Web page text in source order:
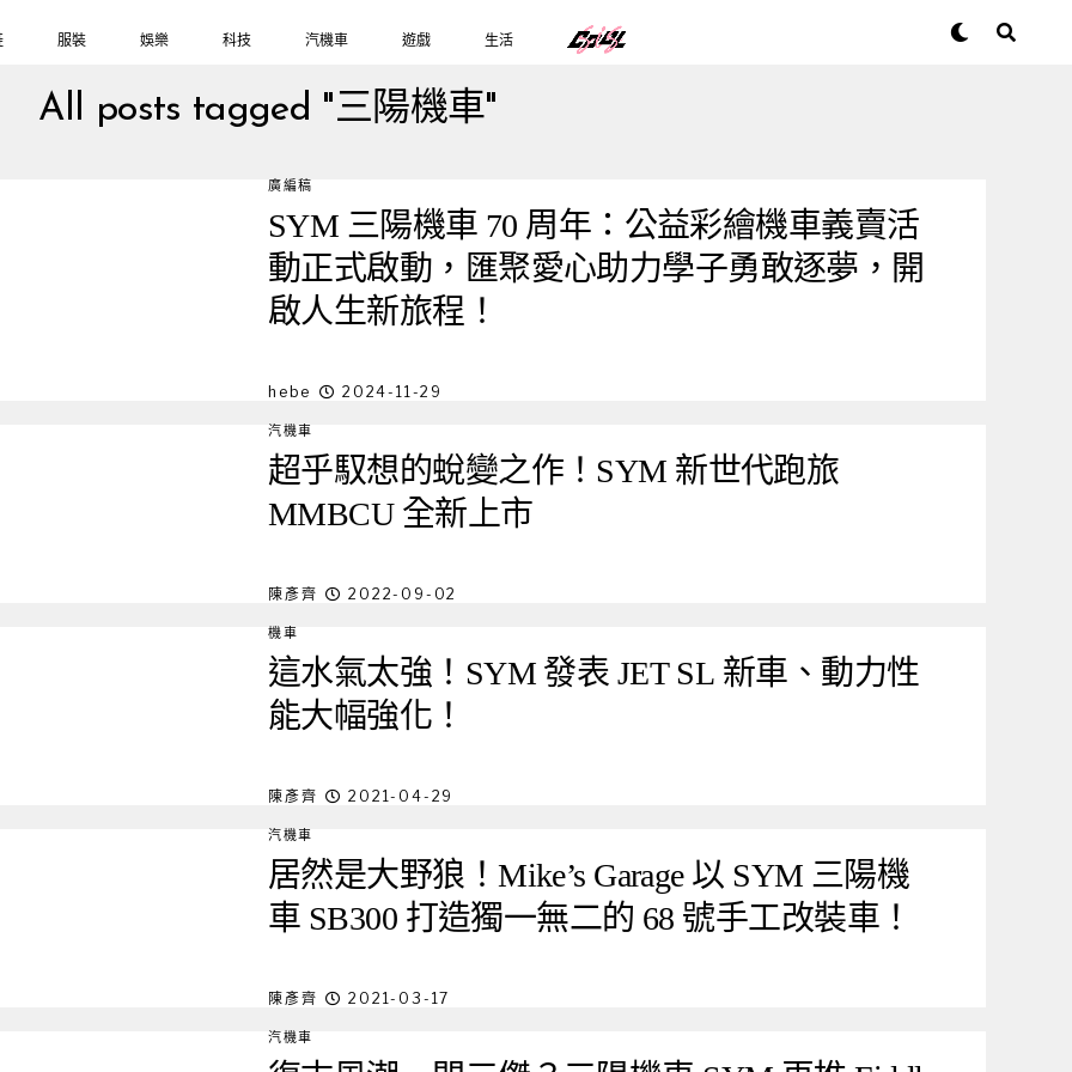
服裝 娛樂 科技 汽機車 遊戲 生活
All posts tagged "三陽機車"
廣編稿
SYM 三陽機車 70 周年：公益彩繪機車義賣活
動正式啟動，匯聚愛心助力學子勇敢逐夢，開
啟人生新旅程！
hebe 2024-11-29
汽機車
超乎馭想的蛻變之作！SYM 新世代跑旅
MMBCU 全新上市
陳彥齊 2022-09-02
機車
這水氣太強！SYM 發表 JET SL 新車、動力性
能大幅強化！
陳彥齊 2021-04-29
汽機車
居然是大野狼！Mike’s Garage 以 SYM 三陽機
車 SB300 打造獨一無二的 68 號手工改裝車！
陳彥齊 2021-03-17
汽機車